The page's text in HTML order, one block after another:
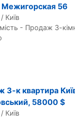
56
Київ
- Продаж 3-
3-к квартира
58000 $
Київ